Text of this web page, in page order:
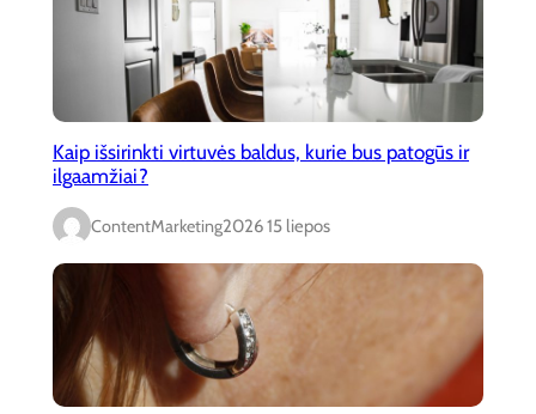
Kaip išsirinkti virtuvės baldus, kurie bus patogūs ir
ilgaamžiai?
ContentMarketing2026 15 liepos